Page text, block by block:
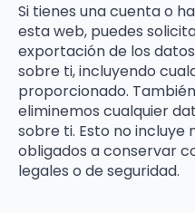
Si tienes una cuenta o
esta web, puedes
exportación de los
sobre ti, incluyendo
proporcionado.
eliminemos cualquier
sobre ti. Esto no incluye
obligados a conservar
legales o de seguridad.